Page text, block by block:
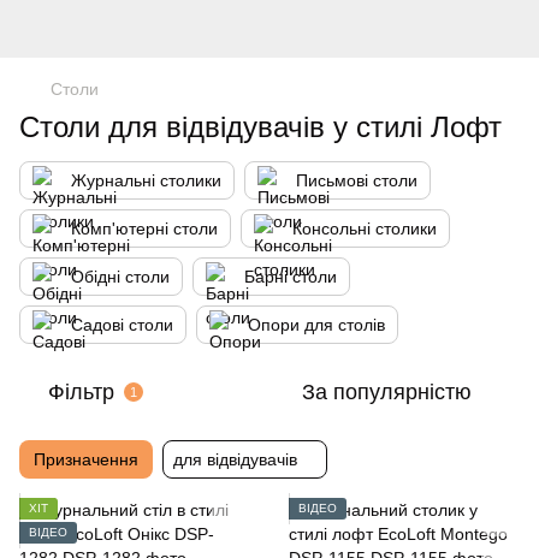
Столи
Столи для відвідувачів у стилі Лофт
Журнальні столики Письмові столи
Комп'ютерні столи Консольні столики
Обідні столи Барні столи
Садові столи Опори для столів
Фільтр 1 За популярністю
Призначення для відвідувачів
ХІТ
ВІДЕО
ВІДЕО